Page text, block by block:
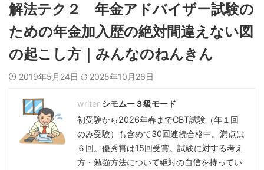
解法テク２ 年金アドバイザー試験の
ための年金加入歴の絶対間違えない図
の起こし方｜みんなのねんきん
2019年5月24日 2025年10月26日
シモムー３級モード
初受験から2026年春までCBT試験（年１回
のみ受験）も含めて30回連続合格中。満点は
６回。優秀賞は15回受賞。試験に対する考え
方・勉強方法について絶対の自信を持ってい